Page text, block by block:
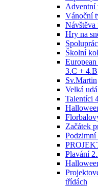
Adventní
Vánoční
Návštěva
Hry na
Školní
3.C + 4.B
Sv.Martin
Velká
Talentíci
Začátek
Podzimní
Plavání
třídách